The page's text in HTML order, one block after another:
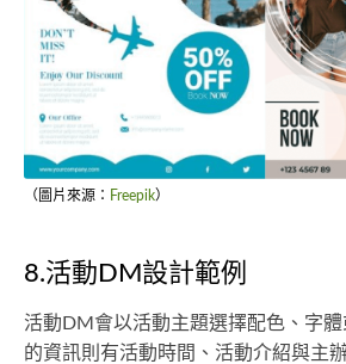
（圖片來源： Freepik）
8.活動DM設計範例
活動DM會以活動主題選擇配色、字
的資訊則有活動時間、活動介紹與主